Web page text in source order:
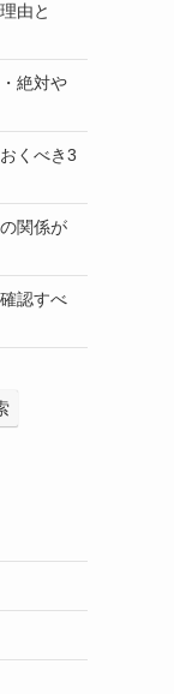
由と
絶対や
くべき3
関係が
認すべ